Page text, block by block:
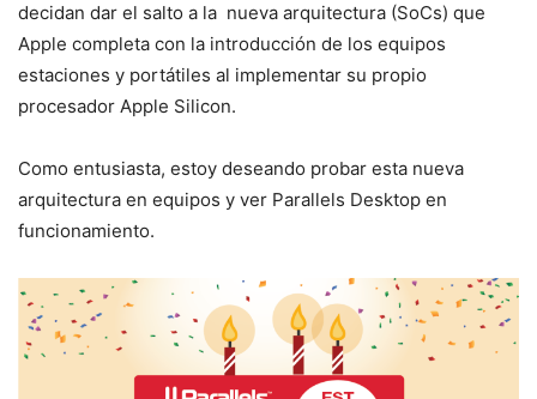
decidan dar el salto a la nueva arquitectura (SoCs) que
Apple completa con la introducción de los equipos
estaciones y portátiles al implementar su propio
procesador Apple Silicon.
Como entusiasta, estoy deseando probar esta nueva
arquitectura en equipos y ver Parallels Desktop en
funcionamiento.